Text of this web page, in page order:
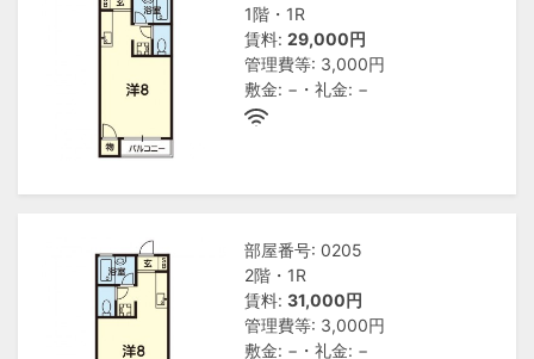
1階・1R
賃料: 29,000円
管理費等: 3,000円
敷金: −・礼金: −
部屋番号: 0205
2階・1R
賃料: 31,000円
管理費等: 3,000円
敷金: −・礼金: −